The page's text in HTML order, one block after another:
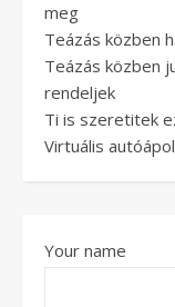
meg
Teázás közben
Teázás közben
rendeljek
Ti is szeretitek
Virtuális
Your name